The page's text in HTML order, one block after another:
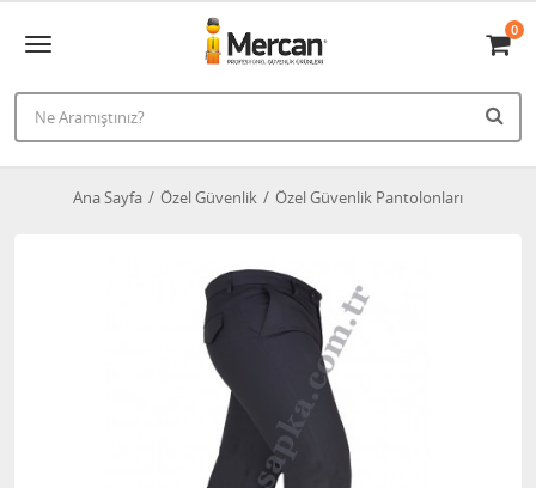
0
Ana Sayfa Özel Güvenlik Özel Güvenlik Pantolonları